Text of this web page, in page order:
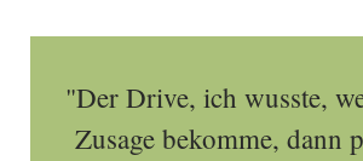
"Der Drive, ich wusste,
Zusage bekomme, dann